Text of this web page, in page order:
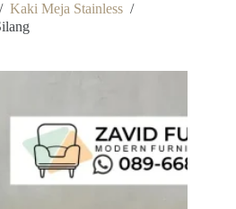
/ Kaki Meja Stainless /